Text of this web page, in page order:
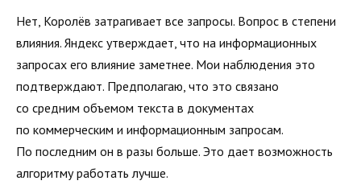
Нет, Королёв затрагивает все запросы. Вопрос в степени
влияния. Яндекс утверждает, что на информационных
запросах его влияние заметнее. Мои наблюдения это
подтверждают. Предполагаю, что это связано
со средним объемом текста в документах
по коммерческим и информационным запросам.
По последним он в разы больше. Это дает возможность
алгоритму работать лучше.